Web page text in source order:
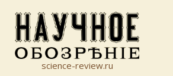
science-review.ru